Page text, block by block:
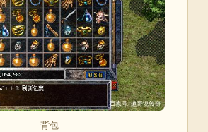
背包